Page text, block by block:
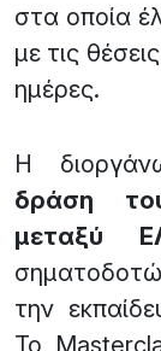
στα οποία
με τις
ημέρες.
Η
δράση
μεταξύ
την
Το